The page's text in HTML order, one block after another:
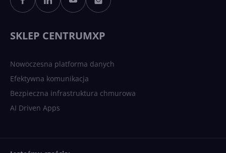
Sztuczna inteligencja po
polsku. Dość barier
SKLEP CENTRUMXP
Nowoczesna platforma danych
Efektywna komunikacja
Bezpieczna infrastruktura chmurowa
AI Driven Apps